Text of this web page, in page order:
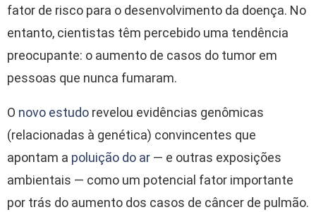
fator de risco para o desenvolvimento da doença. No
entanto, cientistas têm percebido uma tendência
preocupante: o aumento de casos do tumor em
pessoas que nunca fumaram.
O novo estudo revelou evidências genômicas
(relacionadas à genética) convincentes que
apontam a poluição do ar — e outras exposições
ambientais — como um potencial fator importante
por trás do aumento dos casos de câncer de pulmão.